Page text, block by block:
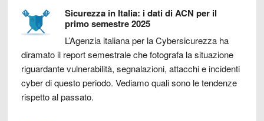
Sicurezza in Italia: i dati di ACN per il
primo semestre 2025
L’Agenzia italiana per la Cybersicurezza ha
diramato il report semestrale che fotografa la situazione
riguardante vulnerabilità, segnalazioni, attacchi e incidenti
cyber di questo periodo. Vediamo quali sono le tendenze
rispetto al passato.